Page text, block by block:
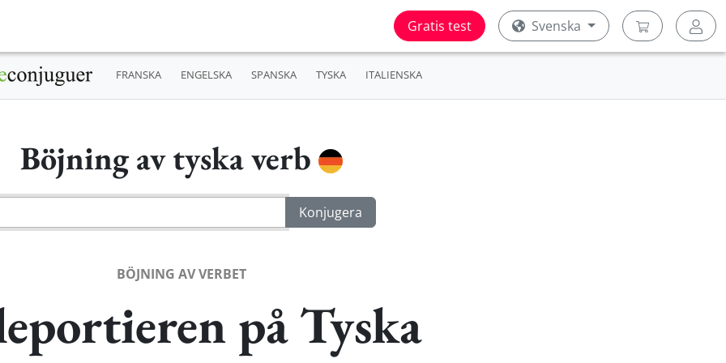
Gratis test Svenska
FRANSKA ENGELSKA SPANSKA TYSKA ITALIENSKA
Böjning av tyska verb
BÖJNING AV VERBET
på Tyska